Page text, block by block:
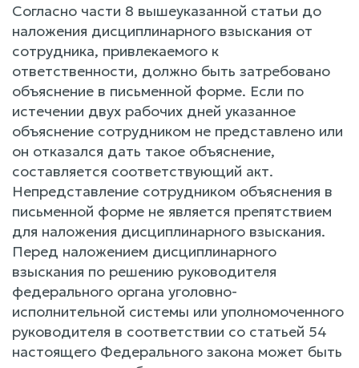
Согласно части 8 вышеуказанной статьи до
наложения дисциплинарного взыскания от
сотрудника, привлекаемого к
ответственности, должно быть затребовано
объяснение в письменной форме. Если по
истечении двух рабочих дней указанное
объяснение сотрудником не представлено или
он отказался дать такое объяснение,
составляется соответствующий акт.
Непредставление сотрудником объяснения в
письменной форме не является препятствием
для наложения дисциплинарного взыскания.
Перед наложением дисциплинарного
взыскания по решению руководителя
федерального органа уголовно-
исполнительной системы или уполномоченного
руководителя в соответствии со статьей 54
настоящего Федерального закона может быть